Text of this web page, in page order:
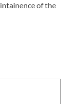
of the